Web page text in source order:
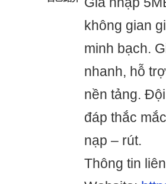
không gian
minh bạch.
nhanh, hỗ
nền tảng.
đáp thắc
nạp – rút.
Thông tin